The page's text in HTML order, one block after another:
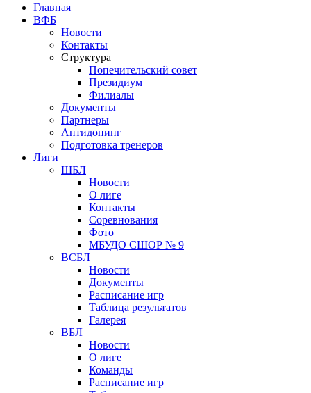
Главная
ВФБ
Новости
Контакты
Структура
Попечительский совет
Президиум
Филиалы
Документы
Партнеры
Антидопинг
Подготовка тренеров
Лиги
ШБЛ
Новости
О лиге
Контакты
Соревнования
Фото
МБУДО СШОР № 9
ВСБЛ
Новости
Документы
Расписание игр
Таблица результатов
Галерея
ВБЛ
Новости
О лиге
Команды
Расписание игр